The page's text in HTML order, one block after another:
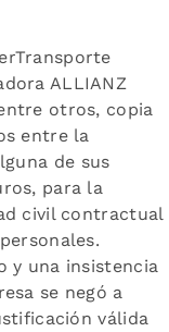
ALLIANZ
otros, copia
entre la
de sus
para la
civil contractual
y una insistencia
se negó a
válida